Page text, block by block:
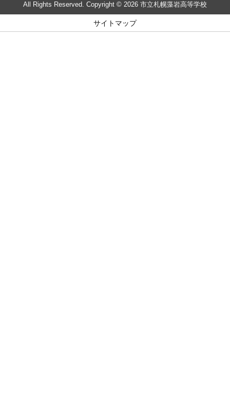
All Rights Reserved. Copyright © 2026 市立札幌藻岩高等学校
サイトマップ